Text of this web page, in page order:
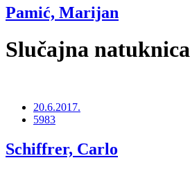
Pamić, Marijan
Slučajna natuknica
20.6.2017.
5983
Schiffrer, Carlo